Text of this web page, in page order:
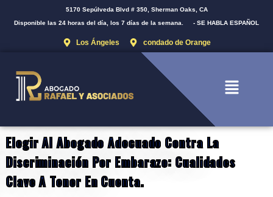
5170 Sepúlveda Blvd # 350, Sherman Oaks, CA
Disponible las 24 horas del día, los 7 días de la semana.
- SE HABLA ESPAÑOL
Los Ángeles condado de Orange
Elegir Al Abogado Adecuado Contra La
Discriminación Por Embarazo: Cualidades
Clave A Tener En Cuenta.